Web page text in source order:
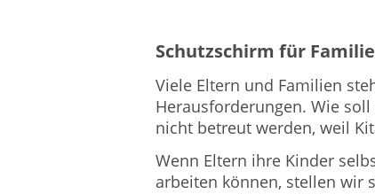
Schutzschirm für
Viele Eltern und Familien
Herausforderungen. Wie
nicht betreut werden, weil
Wenn Eltern ihre Kinder
arbeiten können, stellen wir